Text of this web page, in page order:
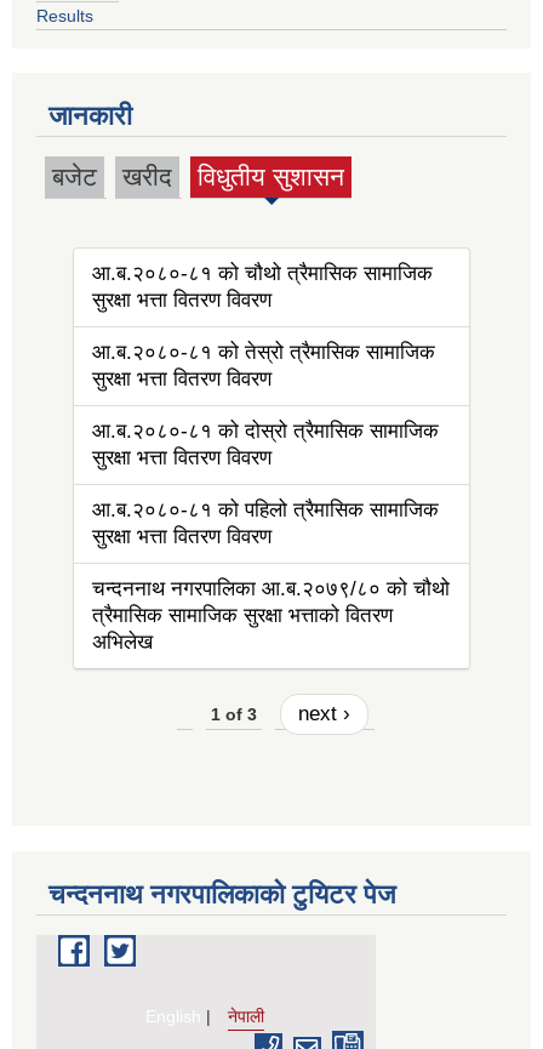
Results
जानकारी
बजेट खरीद विधुतीय सुशासन
(active tab)
आ.ब.२०८०-८१ को चौथो त्रैमासिक सामाजिक
सुरक्षा भत्ता वितरण विवरण
आ.ब.२०८०-८१ को तेस्रो त्रैमासिक सामाजिक
सुरक्षा भत्ता वितरण विवरण
आ.ब.२०८०-८१ को दोस्रो त्रैमासिक सामाजिक
सुरक्षा भत्ता वितरण विवरण
आ.ब.२०८०-८१ को पहिलो त्रैमासिक सामाजिक
सुरक्षा भत्ता वितरण विवरण
चन्दननाथ नगरपालिका आ.ब.२०७९/८० को चौथो
त्रैमासिक सामाजिक सुरक्षा भत्ताको वितरण
अभिलेख
1 of 3 next ›
चन्दननाथ नगरपालिकाको टुयिटर पेज